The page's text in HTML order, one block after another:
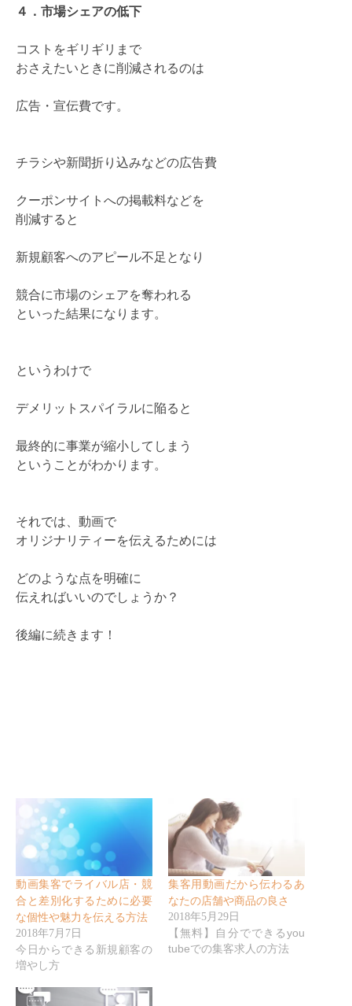
４．市場シェアの低下
コストをギリギリまで
おさえたいときに削減されるのは
広告・宣伝費です。
チラシや新聞折り込みなどの広告費
クーポンサイトへの掲載料などを
削減すると
新規顧客へのアピール不足となり
競合に市場のシェアを奪われる
といった結果になります。
というわけで
デメリットスパイラルに陥ると
最終的に事業が縮小してしまう
ということがわかります。
それでは、動画で
オリジナリティーを伝えるためには
どのような点を明確に
伝えればいいのでしょうか？
後編に続きます！
動画集客でライバル店・競
合と差別化するために必要
な個性や魅力を伝える方法
2018年7月7日
今日からできる新規顧客の
増やし方
集客用動画だから伝わるあ
なたの店舗や商品の良さ
2018年5月29日
【無料】自分でできるyou
tubeでの集客求人の方法